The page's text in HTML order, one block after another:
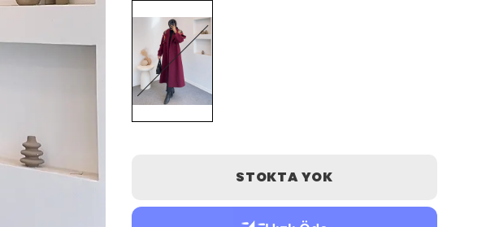
STOKTA YOK